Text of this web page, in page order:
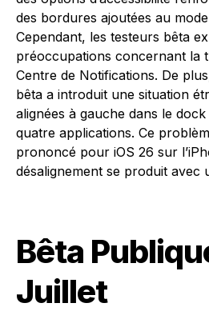
des bordures ajoutées au
Cependant, les testeurs bêta
préoccupations concernant la
Centre de Notifications. De
bêta a introduit une situation
alignées à gauche dans le
quatre applications. Ce
prononcé pour iOS 26 sur
désalignement se produit avec
Bêta
Juillet